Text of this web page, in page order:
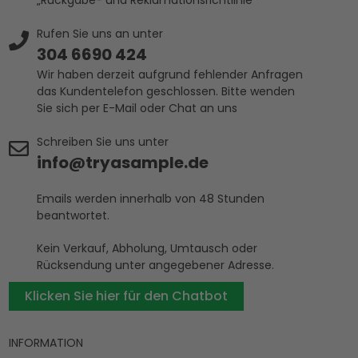
Rufen Sie uns an unter
304 6690 424
Wir haben derzeit aufgrund fehlender Anfragen
das Kundentelefon geschlossen. Bitte wenden
Sie sich per E-Mail oder Chat an uns
Schreiben Sie uns unter
info@tryasample.de
Emails werden innerhalb von 48 Stunden
beantwortet.
Kein Verkauf, Abholung, Umtausch oder
Rücksendung unter angegebener Adresse.
Klicken Sie hier für den Chatbot
INFORMATION